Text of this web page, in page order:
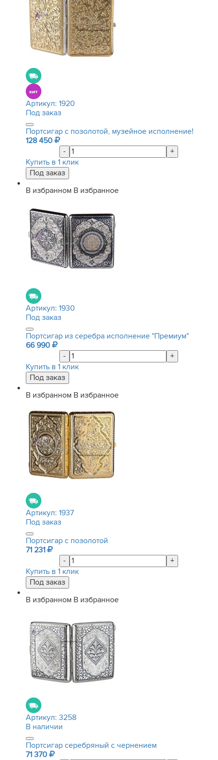
Артикул: 1920
Под заказ
Портсигар с позолотой, музейное исполнение!
128 450
-
+
Купить в 1 клик
В избранном В избранное
Артикул: 1930
Под заказ
Портсигар из серебра исполнение "Премиум"
66 990
-
+
Купить в 1 клик
В избранном В избранное
Артикул: 1937
Под заказ
Портсигар с позолотой
71 231
-
+
Купить в 1 клик
В избранном В избранное
Артикул: 3258
В наличии
Портсигар серебряный с чернением
71 370